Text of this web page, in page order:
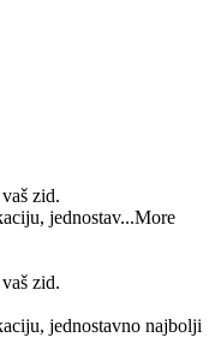
zid.
jednostav...More
zid.
jednostavno najbolji